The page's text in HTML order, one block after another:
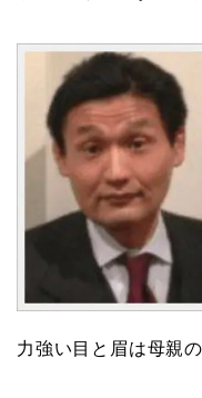
力強い目と眉は母親